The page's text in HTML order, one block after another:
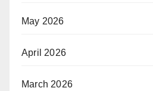
May 2026
April 2026
March 2026